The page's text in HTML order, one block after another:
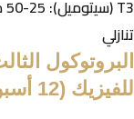
تنازلي
البروتوكول
للفيزيك (12 أسبوع)